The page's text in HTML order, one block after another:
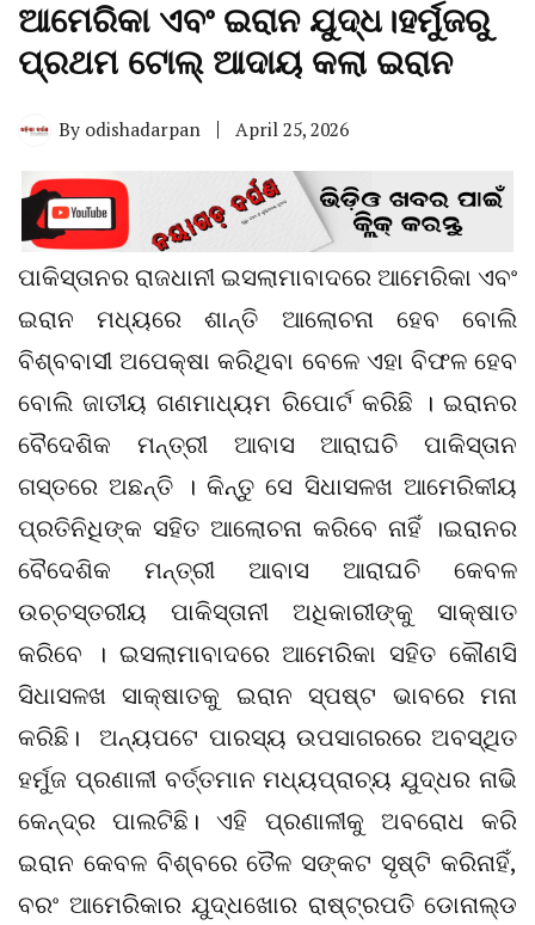
ଆମେରିକା ଏବଂ ଇରାନ ଯୁଦ୍ଧ।ହର୍ମୁଜରୁ
ପ୍ରଥମ ଟୋଲ୍‌ ଆଦାୟ କଲା ଇରାନ
By odishadarpan April 25, 2026
ପାକିସ୍ତାନର ରାଜଧାନୀ ଇସଲାମାବାଦରେ ଆମେରିକା ଏବଂ
ଇରାନ ମଧ୍ୟରେ ଶାନ୍ତି ଆଲୋଚନା ହେବ ବୋଲି
ବିଶ୍ବବାସୀ ଅପେକ୍ଷା କରିଥିବା ‌ବେଳେ ଏହା ବିଫଳ ହେବ
ବୋଲି ଜାତୀୟ ଗଣମାଧ୍ୟମ ରିପୋର୍ଟ କରିଛି । ଇରାନର
ବୈଦେଶିକ ମନ୍ତ୍ରୀ ଆବାସ ଆରାଘଚି ପାକିସ୍ତାନ
ଗସ୍ତରେ ଅଛନ୍ତି । କିନ୍ତୁ ସେ ସିଧାସଳଖ ଆମେରିକୀୟ
ପ୍ରତିନିଧିଙ୍କ ସହିତ ଆଲୋଚନା କରିବେ ନାହିଁ ।ଇରାନର
ବୈଦେଶିକ ମନ୍ତ୍ରୀ ଆବାସ ଆରାଘଚି କେବଳ
ଉଚ୍ଚସ୍ତରୀୟ ପାକିସ୍ତାନୀ ଅଧିକାରୀଙ୍କୁ ସାକ୍ଷାତ
କରିବେ । ଇସଲାମାବାଦରେ ଆମେରିକା ସହିତ କୌଣସି
ସିଧାସଳଖ ସାକ୍ଷାତକୁ ଇରାନ ସ୍ପଷ୍ଟ ଭାବରେ ମନା
କରିଛି। ଅନ୍ୟପଟେ ପାରସ୍ୟ ଉପସାଗରରେ ଅବସ୍ଥିତ
ହର୍ମୁଜ ପ୍ରଣାଳୀ ବର୍ତ୍ତମାନ ମଧ୍ୟପ୍ରାଚ୍ୟ ଯୁଦ୍ଧର ନାଭି
କେନ୍ଦ୍ର ପାଲଟିଛି। ଏହି ପ୍ରଣାଳୀକୁ ଅବରୋଧ କରି
ଇରାନ କେବଳ ବିଶ୍ବରେ ତୈଳ ସଙ୍କଟ ସୃଷ୍ଟି କରିନାହିଁ,
ବରଂ ଆମେରିକାର ଯୁଦ୍ଧଖୋର ରାଷ୍ଟ୍ରପତି ଡୋନାଲ୍ଡ